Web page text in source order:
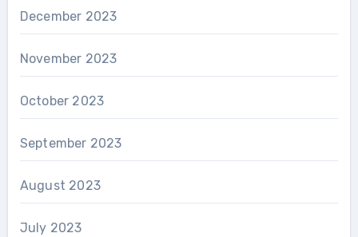
December 2023
November 2023
October 2023
September 2023
August 2023
July 2023